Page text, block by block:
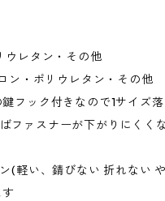
ウレタン・その他
ン・ポリウレタン・その他
フック付きなので1サイズ
ファスナーが下がりにくく
(軽い、錆びない 折れない